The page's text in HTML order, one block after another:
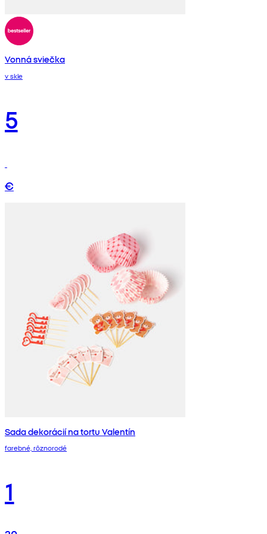
Vonná sviečka
v skle
5
€
Sada dekorácií na tortu Valentín
farebné, rôznorodé
1